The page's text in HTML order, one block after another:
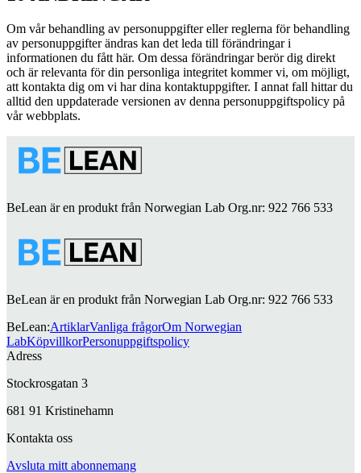
Om vår behandling av personuppgifter eller reglerna för behandling
av personuppgifter ändras kan det leda till förändringar i
informationen du fått här. Om dessa förändringar berör dig direkt
och är relevanta för din personliga integritet kommer vi, om möjligt,
att kontakta dig om vi har dina kontaktuppgifter. I annat fall hittar du
alltid den uppdaterade versionen av denna personuppgiftspolicy på
vår webbplats.
BeLean är en produkt från Norwegian Lab Org.nr: 922 766 533
BeLean är en produkt från Norwegian Lab Org.nr: 922 766 533
BeLean:ArtiklarVanliga frågorOm Norwegian
LabKöpvillkorPersonuppgiftspolicy
Adress
Stockrosgatan 3
681 91 Kristinehamn
Kontakta oss
Avsluta mitt abonnemang